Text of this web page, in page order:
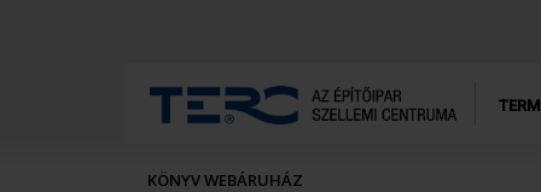
KÖNYV WEBÁRUHÁZ